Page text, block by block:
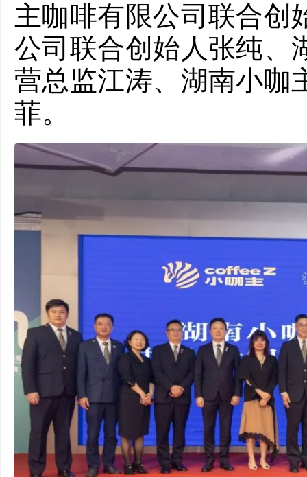
主咖啡有限公司联合创
公司联合创始人张纯、
营总监江涛、湖南小咖
菲。